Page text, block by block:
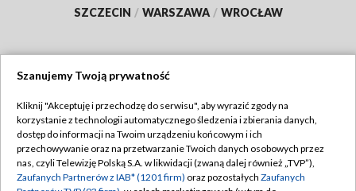
SZCZECIN / WARSZAWA / WROCŁAW
TVP
Abonament TVP
Emisja w TVP
Regulamin TVP
Polityka prywatności
Szanujemy Twoją prywatność
Kliknij "Akceptuję i przechodzę do serwisu", aby wyrazić zgody na
korzystanie z technologii automatycznego śledzenia i zbierania danych,
dostęp do informacji na Twoim urządzeniu końcowym i ich
przechowywanie oraz na przetwarzanie Twoich danych osobowych przez
nas, czyli Telewizję Polską S.A. w likwidacji (zwaną dalej również „TVP”),
Zaufanych Partnerów z IAB* (1201 firm) oraz pozostałych Zaufanych